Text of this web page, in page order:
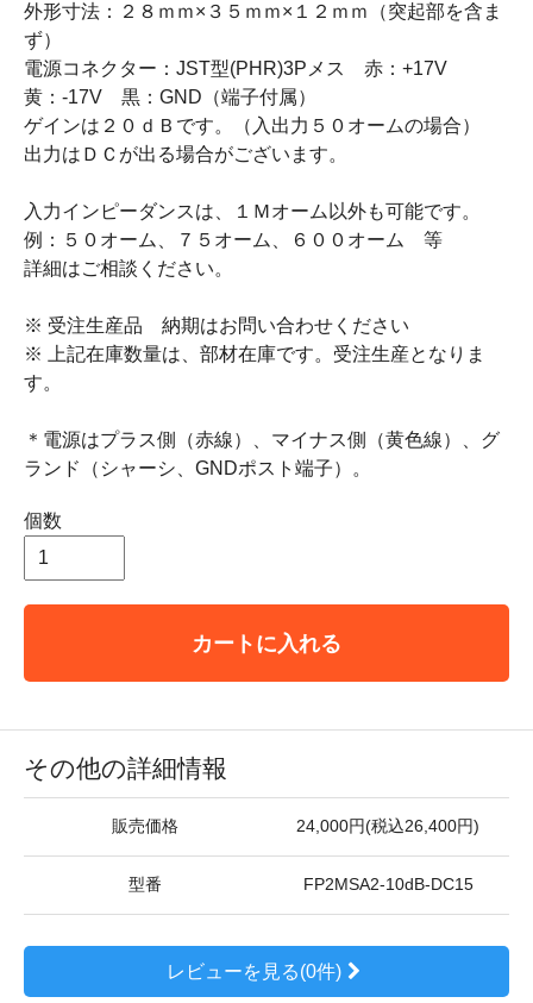
外形寸法：２８ｍｍ×３５ｍｍ×１２ｍｍ（突起部を含ま
ず）
電源コネクター：JST型(PHR)3Pメス 赤：+17V
黄：-17V 黒：GND（端子付属）
ゲインは２０ｄＢです。（入出力５０オームの場合）
出力はＤＣが出る場合がございます。
入力インピーダンスは、１Ｍオーム以外も可能です。
例：５０オーム、７５オーム、６００オーム 等
詳細はご相談ください。
※ 受注生産品 納期はお問い合わせください
※ 上記在庫数量は、部材在庫です。受注生産となりま
す。
＊電源はプラス側（赤線）、マイナス側（黄色線）、グ
ランド（シャーシ、GNDポスト端子）。
個数
カートに入れる
その他の詳細情報
販売価格 24,000円(税込26,400円)
型番 FP2MSA2-10dB-DC15
レビューを見る(0件)